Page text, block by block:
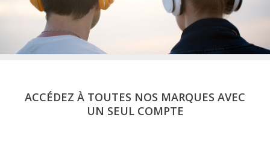
ACCÉDEZ À TOUTES NOS MARQUES AVEC
UN SEUL COMPTE